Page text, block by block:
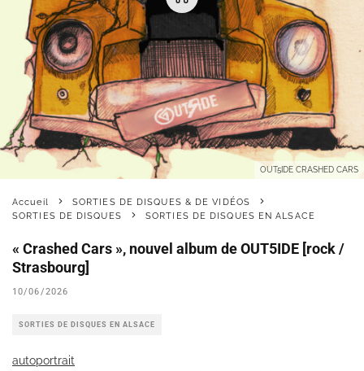
OUT5IDE CRASHED CARS
Accueil
SORTIES DE DISQUES & DE VIDÉOS
SORTIES DE DISQUES
SORTIES DE DISQUES EN ALSACE
« Crashed Cars », nouvel album de OUT5IDE [rock /
Strasbourg]
10/06/2026
SORTIES DE DISQUES EN ALSACE
autoportrait